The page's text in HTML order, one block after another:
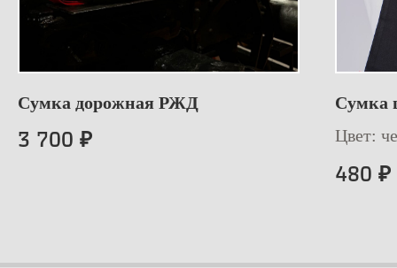
Сумка дорожная РЖД
3 700 ₽
Сумка
Цвет:
480 ₽